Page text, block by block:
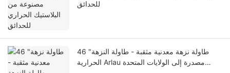
للحدائق
46 "طاولة نزهة معدنية مثقبة - طاولة النزهة
الحرارية Arlau مصدرة إلى الولايات المتحدة